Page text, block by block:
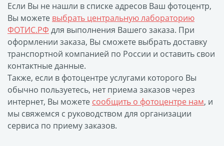
Если Вы не нашли в списке адресов Ваш фотоцентр,
Вы можете выбрать центральную лабораторию
ФОТИС.РФ для выполнения Вашего заказа. При
оформлении заказа, Вы сможете выбрать доставку
транспортной компанией по России и оставить свои
контактные данные.
Также, если в фотоцентре услугами которого Вы
обычно пользуетесь, нет приема заказов через
интернет, Вы можете сообщить о фотоцентре нам, и
мы свяжемся с руководством для организации
сервиса по приему заказов.